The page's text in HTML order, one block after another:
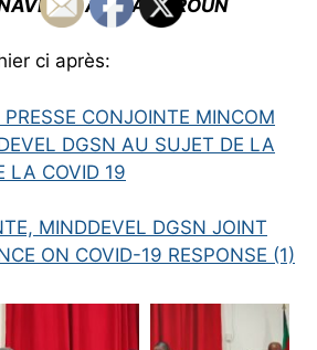
AU CAMEROUN
ci après:
PRESSE CONJOINTE MINCOM
DGSN AU SUJET DE LA
LA COVID 19
MINDDEVEL DGSN JOINT
ON COVID-19 RESPONSE (1)